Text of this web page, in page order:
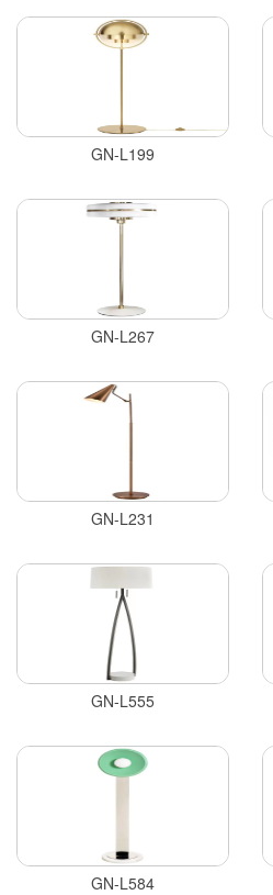
GN-L199
GN-L267
GN-L231
GN-L555
GN-L584